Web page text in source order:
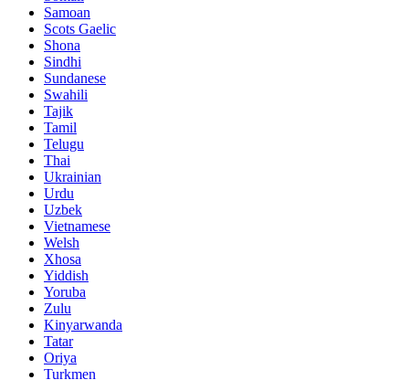
Samoan
Scots Gaelic
Shona
Sindhi
Sundanese
Swahili
Tajik
Tamil
Telugu
Thai
Ukrainian
Urdu
Uzbek
Vietnamese
Welsh
Xhosa
Yiddish
Yoruba
Zulu
Kinyarwanda
Tatar
Oriya
Turkmen